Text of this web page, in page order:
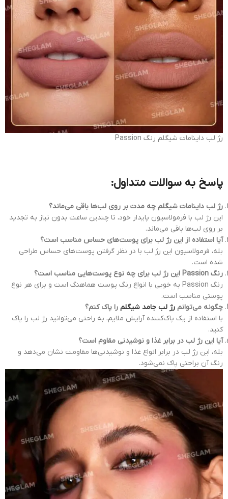
رژ لب داینامات شیگلم رنگ Passion
پاسخ به سوالات متداول:
رژ لب داینامات شیگلم چه مدت بر روی لب‌ها باقی می‌ماند؟
این رژ لب با فرمولاسیون پایدار خود، تا چندین ساعت بدون نیاز به تجدید
بر روی لب‌ها باقی می‌ماند.
آیا استفاده از این رژ لب برای پوست‌های حساس مناسب است؟
بله، فرمولاسیون این رژ لب با در نظر گرفتن پوست‌های حساس طراحی
شده است.
رنگ Passion این رژ لب برای چه نوع پوست‌هایی مناسب است؟
رنگ Passion به خوبی با انواع رنگ پوست هماهنگ است و برای هر نوع
پوستی مناسب است.
چگونه می‌توانم رژ لب جامد شیگلم را پاک کنم؟
با استفاده از یک پاک‌کننده آرایش ملایم، به راحتی می‌توانید رژ لب را پاک
کنید.
آیا این رژ لب در برابر غذا و نوشیدنی مقاوم است؟
بله، این رژ لب در برابر انواع غذا و نوشیدنی‌ها مقاومت نشان می‌دهد و
رنگ آن براحتی پاک نمی‌شود.